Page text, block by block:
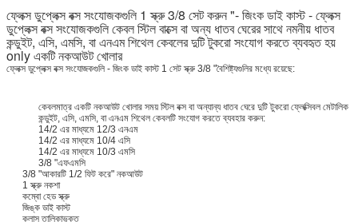
ফ্লেক্স ডুপ্লেক্স বক্স সংযোজকগুলি 1 স্ক্রু 3/8 সেট করুন "- জিংক ডাই কাস্ট - ফ্লেক্স
ডুপ্লেক্স বক্স সংযোজকগুলি কেবল স্টিল বাক্সে বা অন্য ধাতব ঘেরের সাথে নমনীয় ধাতব
কন্ডুইট, এসি, এমসি, বা এনএম শিথেল কেবলের দুটি টুকরো সংযোগ করতে ব্যবহৃত হয়
only একটি নকআউট খোলার
ফ্লেক্স ডুপ্লেক্স বক্স সংযোজকগুলি - জিংক ডাই কাস্ট 1 সেট স্ক্রু 3/8 "বৈশিষ্ট্যগুলির মধ্যে রয়েছে:
কেবলমাত্র একটি নকআউট খোলার সময় স্টিল বক্স বা অন্যান্য ধাতব ঘেরে দুটি টুকরো ফ্লেক্সিবল মেটালিক
কন্ডুইট, এসি, এমসি, বা এনএম শিথেল কেবলটি সংযোগ করতে ব্যবহার করুন:
14/2 এর মাধ্যমে 12/3 এনএম
14/2 এর মাধ্যমে 10/4 এসি
14/2 এর মাধ্যমে 10/3 এমসি
3/8 "এফএমসি
3/8 "আকারটি 1/2 ফিট করে" নকআউট
1 স্ক্রু নকশা
কম্বো হেড স্ক্রু
জিঙ্ক ডাই কাস্ট
কুলাস তালিকাভুক্ত